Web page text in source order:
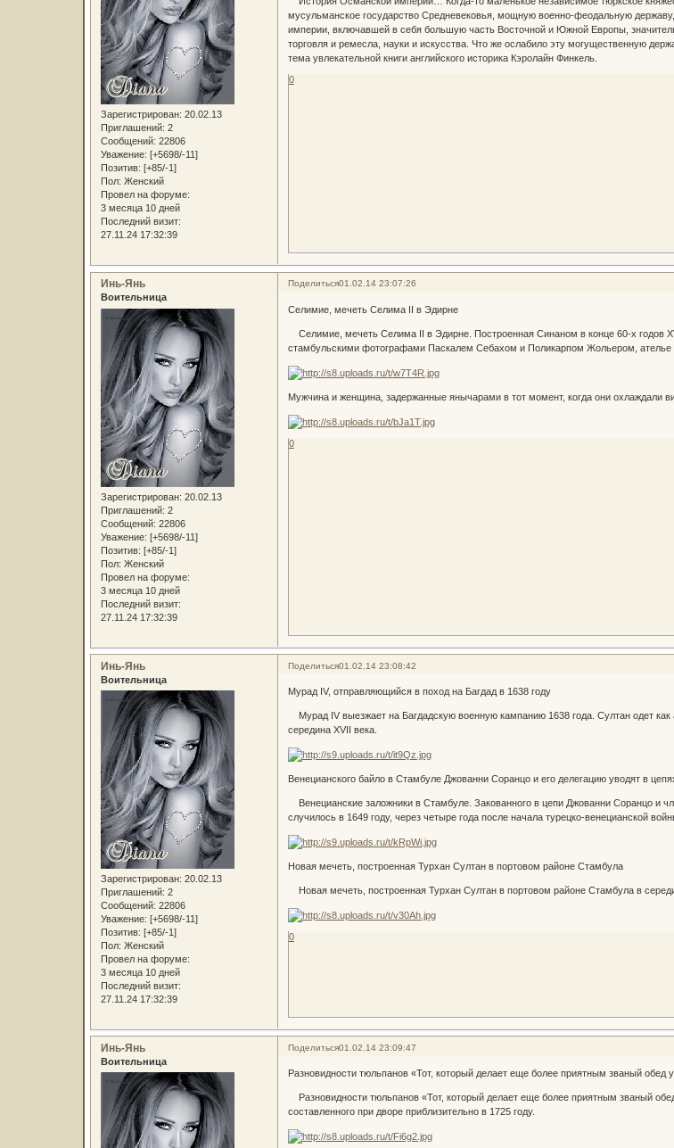
Зарегистрирован: 20.02.13
Приглашений: 2
Сообщений: 22806
Уважение: [+5698/-11]
Позитив: [+85/-1]
Пол: Женский
Провел на форуме:
3 месяца 10 дней
Последний визит:
27.11.24 17:32:39
мусульманское государство Средневековья, мощную военно-феодальную
империи, включавшей в себя большую часть Восточной и Южной Европы,
торговля и ремесла, науки и искусства. Что же ослабило эту могущественную
тема увлекательной книги английского историка Кэролайн Финкель.
0
Поделиться01.02.14 23:07:26
Инь-Янь
Воительница
Зарегистрирован: 20.02.13
Приглашений: 2
Сообщений: 22806
Уважение: [+5698/-11]
Позитив: [+85/-1]
Пол: Женский
Провел на форуме:
3 месяца 10 дней
Последний визит:
27.11.24 17:32:39
Селимие, мечеть Селима II в Эдирне
Селимие, мечеть Селима II в Эдирне. Построенная Синаном в конце 60-х годов
стамбульскими фотографами Паскалем Себахом и Поликарпом Жольером, ателье
Мужчина и женщина, задержанные янычарами в тот момент, когда они охлаждали
0
Поделиться01.02.14 23:08:42
Инь-Янь
Воительница
Зарегистрирован: 20.02.13
Приглашений: 2
Сообщений: 22806
Уважение: [+5698/-11]
Позитив: [+85/-1]
Пол: Женский
Провел на форуме:
3 месяца 10 дней
Последний визит:
27.11.24 17:32:39
Мурад IV, отправляющийся в поход на Багдад в 1638 году
Мурад IV выезжает на Багдадскую военную кампанию 1638 года. Султан одет
середина XVII века.
Венецианского байло в Стамбуле Джованни Соранцо и его делегацию уводят в
Венецианские заложники в Стамбуле. Закованного в цепи Джованни Соранцо и
случилось в 1649 году, через четыре года после начала турецко-венецианской
Новая мечеть, построенная Турхан Султан в портовом районе Стамбула
Новая мечеть, построенная Турхан Султан в портовом районе Стамбула в
0
Поделиться01.02.14 23:09:47
Инь-Янь
Воительница
Разновидности тюльпанов «Тот, который делает еще более приятным званый
Разновидности тюльпанов «Тот, который делает еще более приятным званый
составленного при дворе приблизительно в 1725 году.